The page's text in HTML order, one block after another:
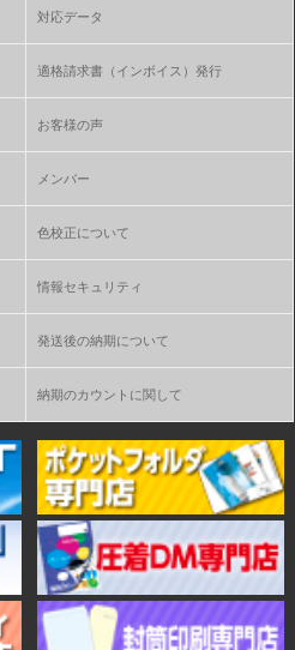
対応データ
適格請求書（インボイス）発行
お客様の声
メンバー
色校正について
情報セキュリティ
発送後の納期について
納期のカウントに関して